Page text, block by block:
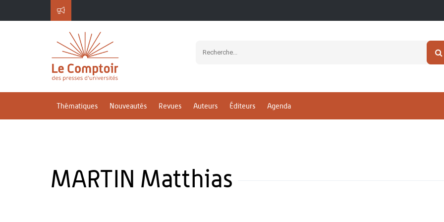
Thématiques Nouveautés Revues Auteurs Éditeurs Agenda
MARTIN Matthias